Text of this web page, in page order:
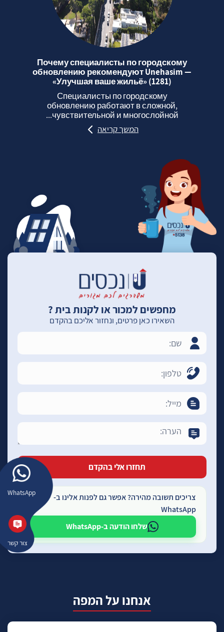
WhatsApp
צור קשר
Почему специалисты по городскому
обновлению рекомендуют Unehasim —
«Улучшая ваше жильё» (1281)
Специалисты по городскому
обновлению работают в сложной,
чувствительной и многослойной...
המשך קריאה
מחפשים למכור או לקנות בית ?
השאירו כאן פרטים, ונחזור אליכם בהקדם
צריכים תשובה מהירה? אפשר גם לפנות אלינו ב-
WhatsApp
שלחו הודעה ב-WhatsApp
אנחנו על המפה